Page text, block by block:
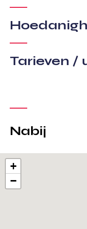
Tarieven /
Nabij
+
−